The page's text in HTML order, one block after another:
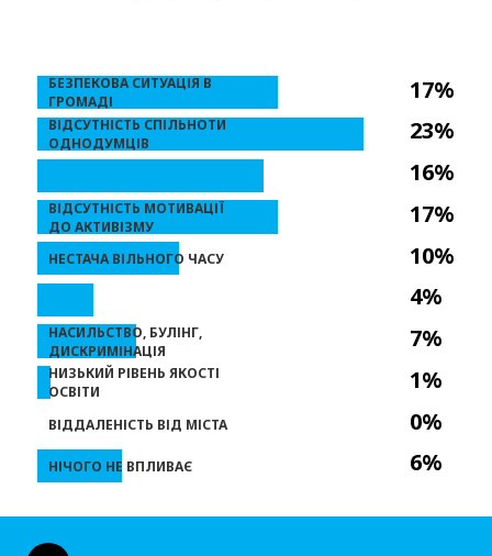
17%
23%
16%
17%
10%
4%
7%
1%
0%
6%
БЕЗПЕКОВА СИТУАЦІЯ В
ГРОМАДІ
ВІДСУТНІСТЬ СПІЛЬНОТИ
ОДНОДУМЦІВ
ВІДСУТНІСТЬ МОТИВАЦІЇ
ДО АКТИВІЗМУ
НЕСТАЧА ВІЛЬНОГО ЧАСУ
НАСИЛЬСТВО, БУЛІНГ,
ДИСКРИМІНАЦІЯ
НИЗЬКИЙ РІВЕНЬ ЯКОСТІ
ОСВІТИ
ВІДДАЛЕНІСТЬ ВІД МІСТА
НІЧОГО НЕ ВПЛИВАЄ